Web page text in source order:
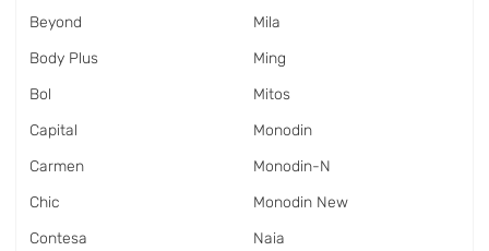
Beyond
Body Plus
Bol
Capital
Carmen
Chic
Contesa
Mila
Ming
Mitos
Monodin
Monodin-N
Monodin New
Naia